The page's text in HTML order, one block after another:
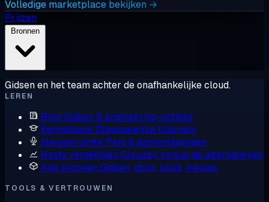
Volledige marketplace bekijken →
Prijzen
Gidsen en het team achter de onafhankelijke cloud.
LEREN
Blog Gidsen & engineering-notities
Kennisbank Stapsgewijze tutorials
Nieuwsruimte Pers & aankondigingen
Hosts vergelijken Cloudzy versus de alternatieven
Alle bronnen Gidsen, docs, tools, nieuws
TOOLS & VERTROUWEN